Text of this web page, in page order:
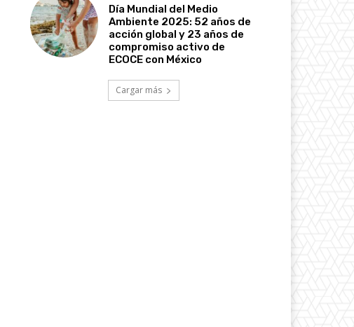
Día Mundial del Medio
Ambiente 2025: 52 años de
acción global y 23 años de
compromiso activo de
ECOCE con México
Cargar más